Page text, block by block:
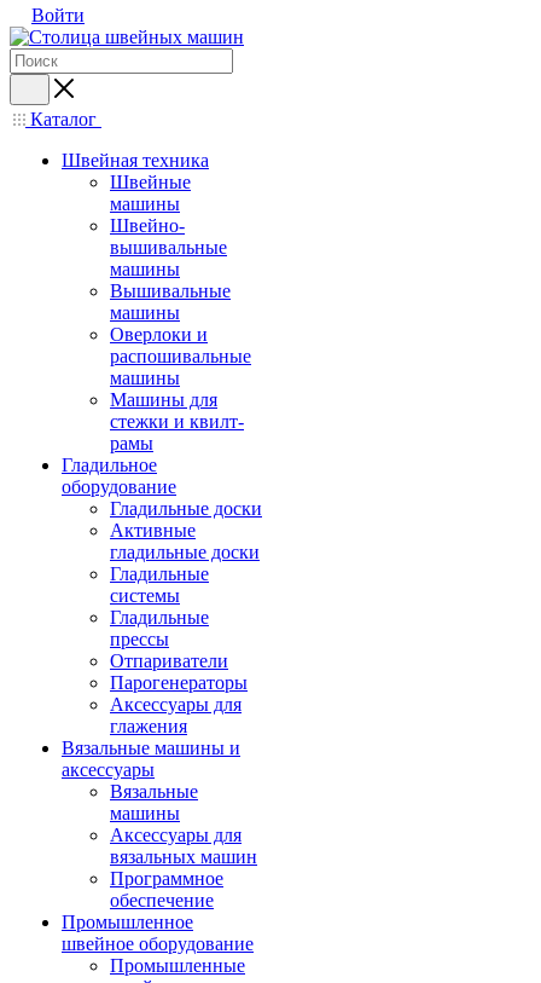
Войти
Каталог
Швейная техника
Швейные
машины
Швейно-
вышивальные
машины
Вышивальные
машины
Оверлоки и
распошивальные
машины
Машины для
стежки и квилт-
рамы
Гладильное
оборудование
Гладильные доски
Активные
гладильные доски
Гладильные
системы
Гладильные
прессы
Отпариватели
Парогенераторы
Аксессуары для
глажения
Вязальные машины и
аксессуары
Вязальные
машины
Аксессуары для
вязальных машин
Программное
обеспечение
Промышленное
швейное оборудование
Промышленные